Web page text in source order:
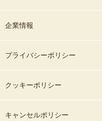
企業情報
プライバシーポリシー
クッキーポリシー
キャンセルポリシー